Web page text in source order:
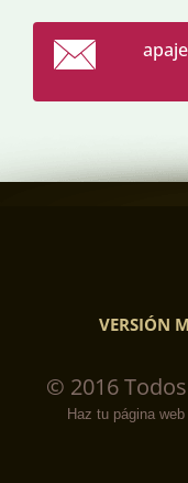
VERSIÓN
© 2016
Haz tu página